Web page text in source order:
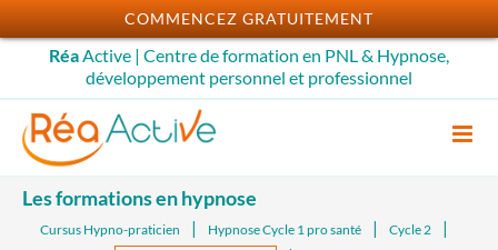
Passer
au
contenu
RéaActive | Centre de formation en PNL & Hypnose,
développement personnel et professionnel
Les formations en hypnose
Cursus Hypno-praticien Hypnose Cycle 1 pro santé
Cycle 2
COMMENCEZ GRATUITEMENT